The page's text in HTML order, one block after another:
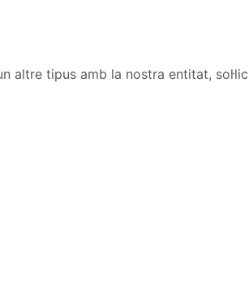
altre tipus amb la nostra entitat,